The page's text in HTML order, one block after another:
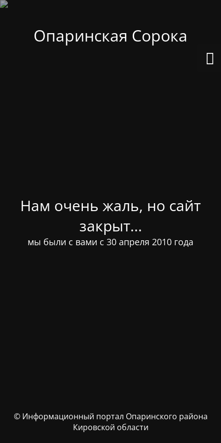
Опаринская Сорока
Нам очень жаль, но сайт
закрыт...
мы были с вами с 30 апреля 2010 года
© Информационный портал Опаринского района
Кировской области